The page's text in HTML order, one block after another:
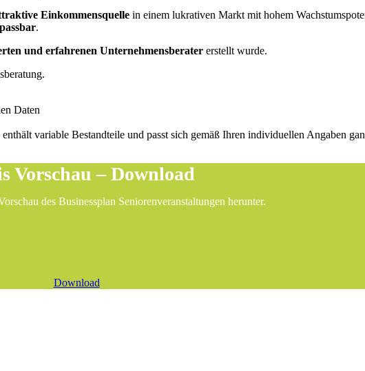
Einkommensquelle in einem lukrativen Markt mit hohem
.
und erfahrenen Unternehmensberater erstellt wurde.
Daten
variable Bestandteile und passt sich gemäß Ihren individuellen Angaben
Vorschau – Download
des Businessplan Seniorenveranstaltungen herunter.
Download